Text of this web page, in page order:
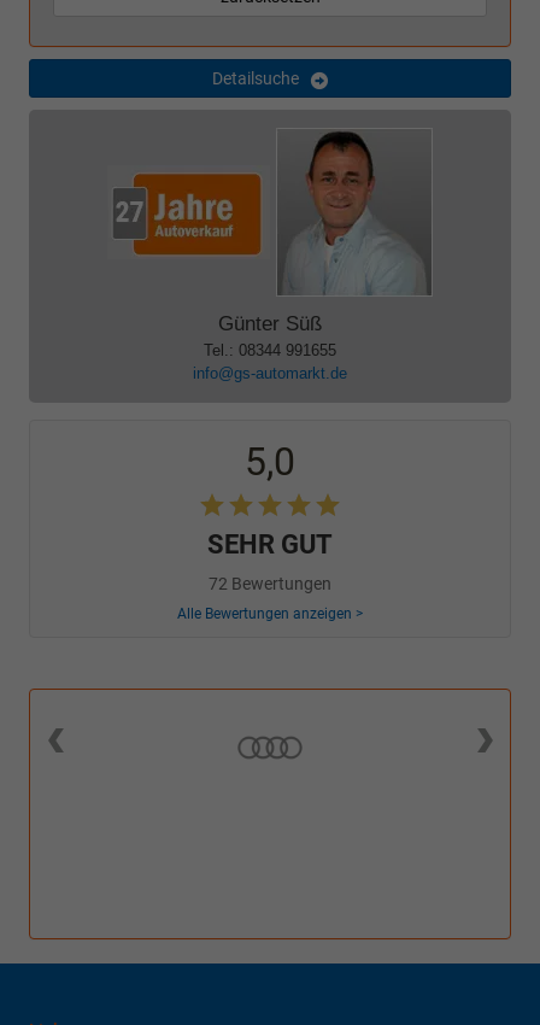
Detailsuche
Günter Süß
Tel.: 08344 991655
info@gs-automarkt.de
5,0
SEHR GUT
72 Bewertungen
Alle Bewertungen anzeigen >